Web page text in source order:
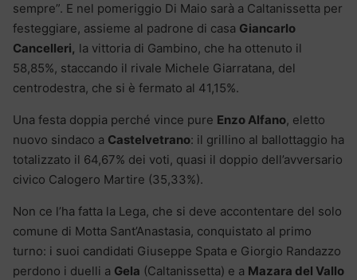
sempre”. E nel pomeriggio Di Maio sarà a Caltanissetta per
festeggiare, assieme al padrone di casa Giancarlo
Cancelleri, la vittoria di Gambino, che ha ottenuto il
58,85%, staccando il rivale Michele Giarratana, del
centrodestra, che si è fermato al 41,15%.
Una festa doppia perché vince pure Enzo Alfano, eletto
nuovo sindaco a Castelvetrano: il grillino al ballottaggio ha
totalizzato il 64,67% dei voti, quasi il doppio dell’avversario
civico Calogero Martire (35,33%).
Non ce l’ha fatta la Lega, che si deve accontentare del solo
comune di Motta Sant’Anastasia, conquistato al primo
turno: i suoi candidati Giuseppe Spata e Giorgio Randazzo
perdono i duelli a Gela (Caltanissetta) e a Mazara del Vallo